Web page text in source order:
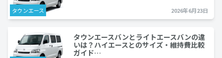
タウンエース 2026年6月23日
タウンエースバンとライトエースバンの違
いは？ハイエースとのサイズ・維持費比較
ガイド…